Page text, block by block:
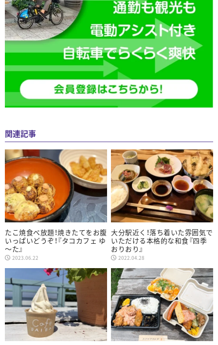
関連記事
たこ焼食べ放題！焼きたてをお腹
いっぱいどうぞ！『タコカフェ ゆ
～た』
2023.06.22
大分駅近く！落ち着いた雰囲気で
いただける本格的な和食『四季
おりおり』
2022.04.28